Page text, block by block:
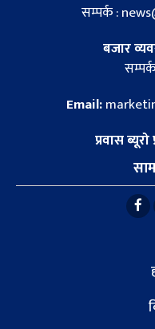
सम्पर्क :
बजार
Email:
प्रवास